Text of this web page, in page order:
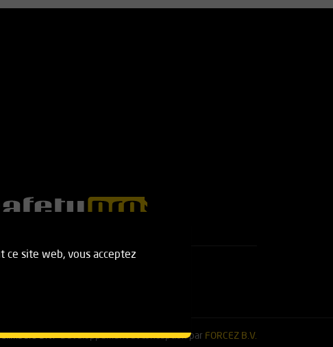
B.V. Développement et conception par FORCEZ B.V.
ce site web, vous acceptez